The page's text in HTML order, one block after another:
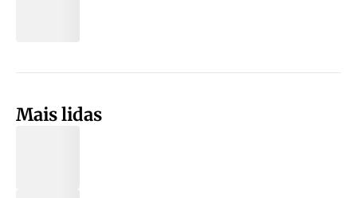
Mais lidas